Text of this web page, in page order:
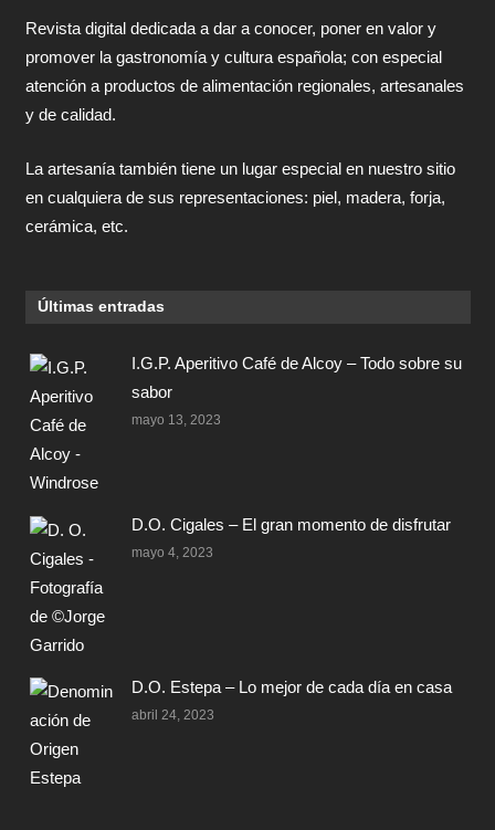
Revista digital dedicada a dar a conocer, poner en valor y
promover la gastronomía y cultura española; con especial
atención a productos de alimentación regionales, artesanales
y de calidad.
La artesanía también tiene un lugar especial en nuestro sitio
en cualquiera de sus representaciones: piel, madera, forja,
cerámica, etc.
Últimas entradas
I.G.P. Aperitivo Café de Alcoy – Todo sobre su
sabor
mayo 13, 2023
D.O. Cigales – El gran momento de disfrutar
mayo 4, 2023
D.O. Estepa – Lo mejor de cada día en casa
abril 24, 2023